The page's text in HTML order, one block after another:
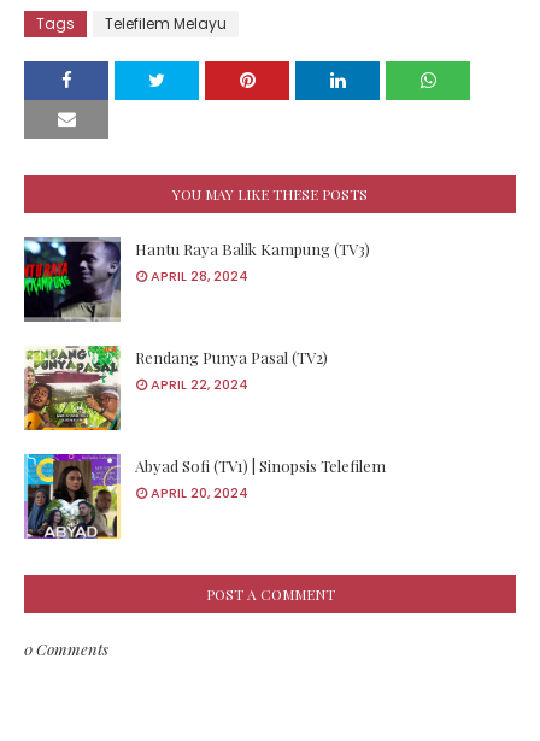
Tags Telefilem Melayu
YOU MAY LIKE THESE POSTS
Hantu Raya Balik Kampung (TV3)
APRIL 28, 2024
Rendang Punya Pasal (TV2)
APRIL 22, 2024
Abyad Sofi (TV1) | Sinopsis Telefilem
APRIL 20, 2024
POST A COMMENT
0 Comments